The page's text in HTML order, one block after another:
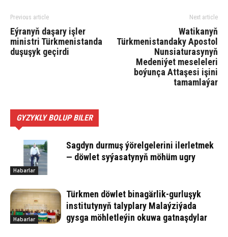
Previous article
Eýranyň daşary işler
ministri Türkmenistanda
duşuşyk geçirdi
Next article
Watikanyň
Türkmenistandaky Apostol
Nunsiaturasynyň
Medeniýet meseleleri
boýunça Attaşesi işini
tamamlaýar
GYZYKLY BOLUP BILER
Habarlar
Sagdyn durmuş ýörelgelerini ilerletmek
— döwlet syýasatynyň möhüm ugry
Habarlar
Türkmen döwlet binagärlik-gurluşyk
institutynyň talyplary Malaýziýada
gysga möhletleýin okuwa gatnaşdylar